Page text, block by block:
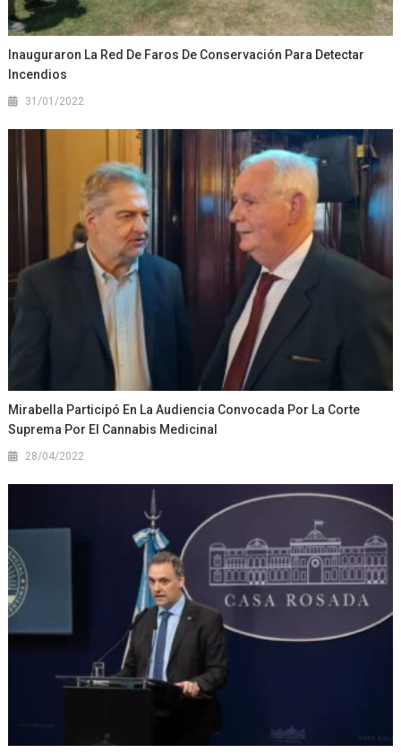
Inauguraron La Red De Faros De Conservación Para Detectar
Incendios
31/01/2022
Mirabella Participó En La Audiencia Convocada Por La Corte
Suprema Por El Cannabis Medicinal
28/04/2022